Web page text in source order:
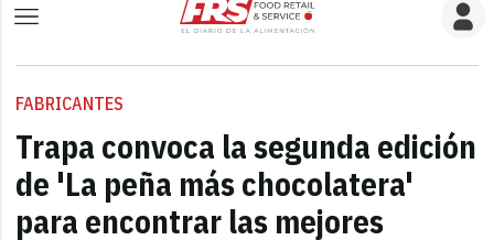
FABRICANTES
Trapa convoca la segunda edición
de 'La peña más chocolatera'
para encontrar las mejores